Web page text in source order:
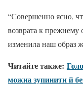
“Совершенно ясно,
возврата к
изменила наш образ
Читайте также:
можна зупинити й